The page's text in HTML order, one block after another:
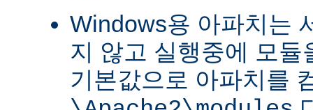
Windows용 아파치는
지 않고 실행중에 모듈
기본값으로 아파치를